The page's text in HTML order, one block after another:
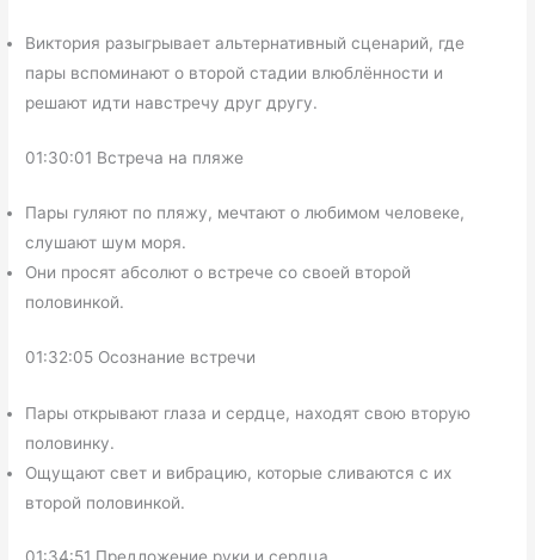
Виктория разыгрывает альтернативный сценарий, где
пары вспоминают о второй стадии влюблённости и
решают идти навстречу друг другу.
01:30:01 Встреча на пляже
Пары гуляют по пляжу, мечтают о любимом человеке,
слушают шум моря.
Они просят абсолют о встрече со своей второй
половинкой.
01:32:05 Осознание встречи
Пары открывают глаза и сердце, находят свою вторую
половинку.
Ощущают свет и вибрацию, которые сливаются с их
второй половинкой.